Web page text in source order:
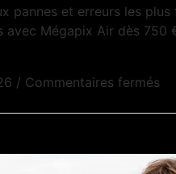
pannes et erreurs les plus
avec Mégapix Air dès 750
/ Commentaires fermés